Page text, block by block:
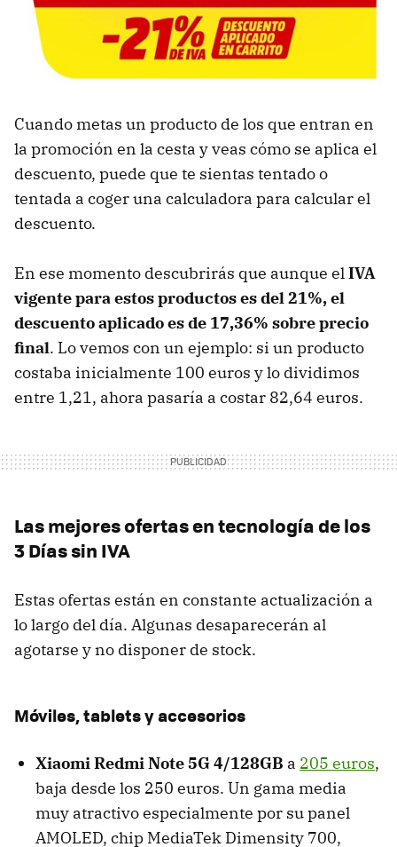
Cuando metas un producto de los que entran en
la promoción en la cesta y veas cómo se aplica el
descuento, puede que te sientas tentado o
tentada a coger una calculadora para calcular el
descuento.
En ese momento descubrirás que aunque elIVA
vigente para estos productos es del 21%, el
descuento aplicado es de 17,36% sobre precio
final. Lo vemos con un ejemplo: si un producto
costaba inicialmente 100 euros y lo dividimos
entre 1,21, ahora pasaría a costar 82,64 euros.
Las mejores ofertas en tecnología de los
3 Días sin IVA
Estas ofertas están en constante actualización a
lo largo del día. Algunas desaparecerán al
agotarse y no disponer de stock.
Móviles, tablets y accesorios
Xiaomi Redmi Note 5G 4/128GB a 205 euros,
baja desde los 250 euros. Un gama media
muy atractivo especialmente por su panel
AMOLED, chip MediaTek Dimensity 700,